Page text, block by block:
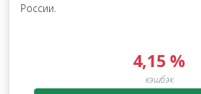
России.
4,15 %
кэшбэк